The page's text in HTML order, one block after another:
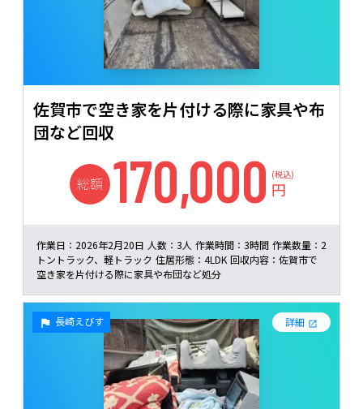
佐賀市で空き家を片付ける際に家具や布
団など回収
総額 170,000 (税込)
円
作業日： 2026年2月20日 人数： 3人 作業時間： 3時間 作業数量： 2
トントラック、軽トラック 住居形態： 4LDK 回収内容： 佐賀市で
空き家を片付ける際に家具や布団など処分
長崎えびす 詳細